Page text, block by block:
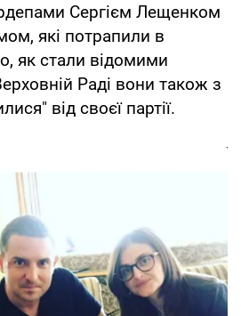
Сергієм Лещенком
які потрапили в
як стали відомими
Раді вони також з
від своєї партії.